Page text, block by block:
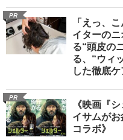
PR
「えっ、
イターの
る“頭皮の
る、“ウィ
した徹底
PR
《映画『
イサムがお
コラボ》